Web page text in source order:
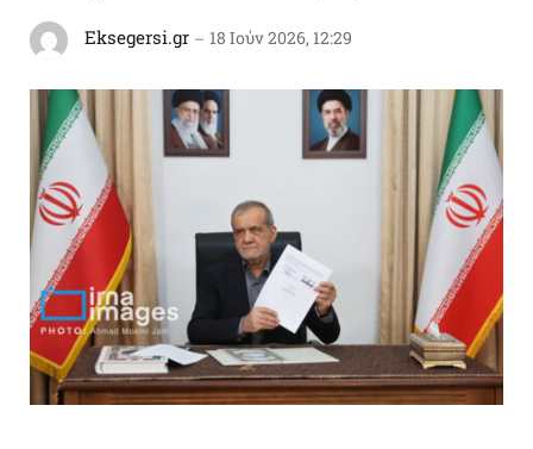
Eksegersi.gr 18 Ιούν 2026, 12:29